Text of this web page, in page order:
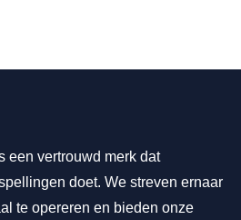
een vertrouwd merk dat
doet. We streven ernaar
te opereren en bieden onze